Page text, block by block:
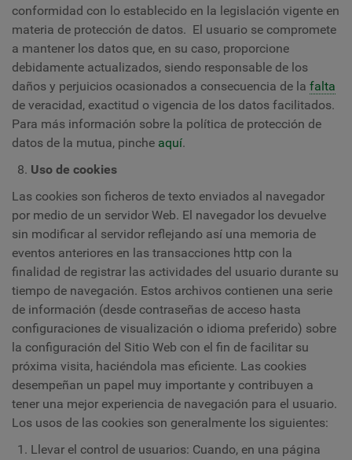
conformidad con lo establecido en la legislación vigente en
materia de protección de datos. El usuario se compromete
a mantener los datos que, en su caso, proporcione
debidamente actualizados, siendo responsable de los
daños y perjuicios ocasionados a consecuencia de la falta
de veracidad, exactitud o vigencia de los datos facilitados.
Para más información sobre la política de protección de
datos de la mutua, pinche aquí.
Uso de cookies
Las cookies son ficheros de texto enviados al navegador
por medio de un servidor Web. El navegador los devuelve
sin modificar al servidor reflejando así una memoria de
eventos anteriores en las transacciones http con la
finalidad de registrar las actividades del usuario durante su
tiempo de navegación. Estos archivos contienen una serie
de información (desde contraseñas de acceso hasta
configuraciones de visualización o idioma preferido) sobre
la configuración del Sitio Web con el fin de facilitar su
próxima visita, haciéndola mas eficiente. Las cookies
desempeñan un papel muy importante y contribuyen a
tener una mejor experiencia de navegación para el usuario.
Los usos de las cookies son generalmente los siguientes:
Llevar el control de usuarios: Cuando, en una página